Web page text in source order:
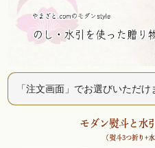
「注文画面」でお選びいただけ